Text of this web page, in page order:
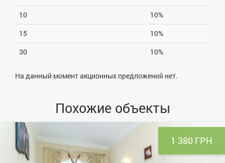
10
10%
15
10%
30
10%
На данный момент акционных предложений нет.
Похожие объекты
1 380 ГРН